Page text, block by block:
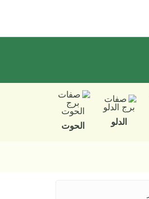
الدلو الحوت